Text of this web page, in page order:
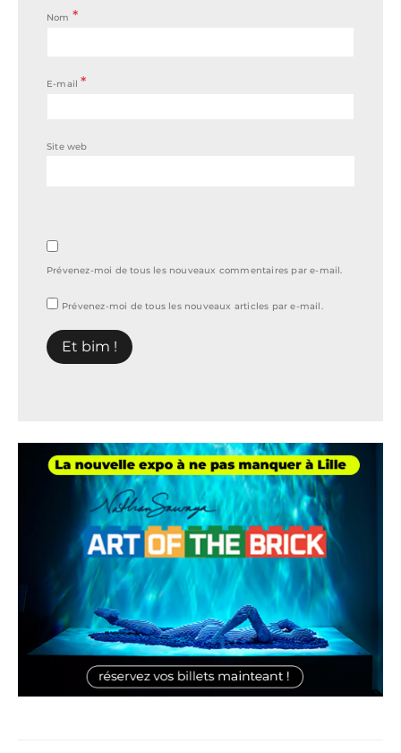
Nom *
E-mail*
Site web
Prévenez-moi de tous les nouveaux commentaires par e-mail.
Prévenez-moi de tous les nouveaux articles par e-mail.